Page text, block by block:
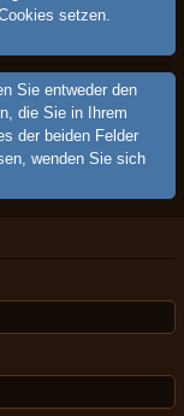
setzen.
Sie entweder den
die Sie in Ihrem
der beiden Felder
wenden Sie sich